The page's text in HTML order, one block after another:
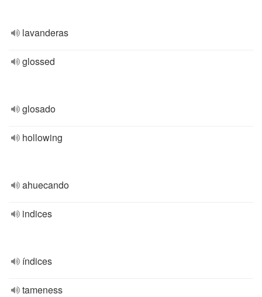
lavanderas
glossed
glosado
hollowing
ahuecando
indices
índices
tameness